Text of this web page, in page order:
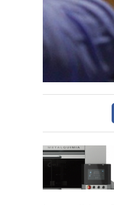
INVESTIGACIÓN
AGRO
CONCURSO